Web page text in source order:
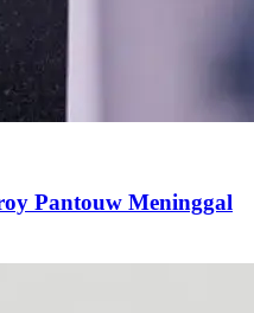
Pantouw Meninggal